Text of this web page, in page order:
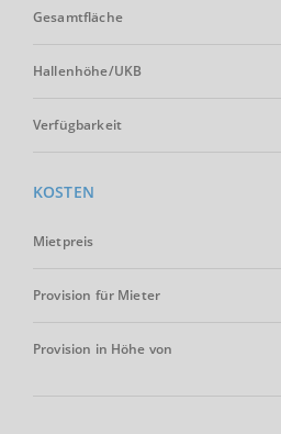
Gesamtfläche
Hallenhöhe/UKB
Verfügbarkeit
KOSTEN
Mietpreis
Provision für Mieter
Provision in Höhe von